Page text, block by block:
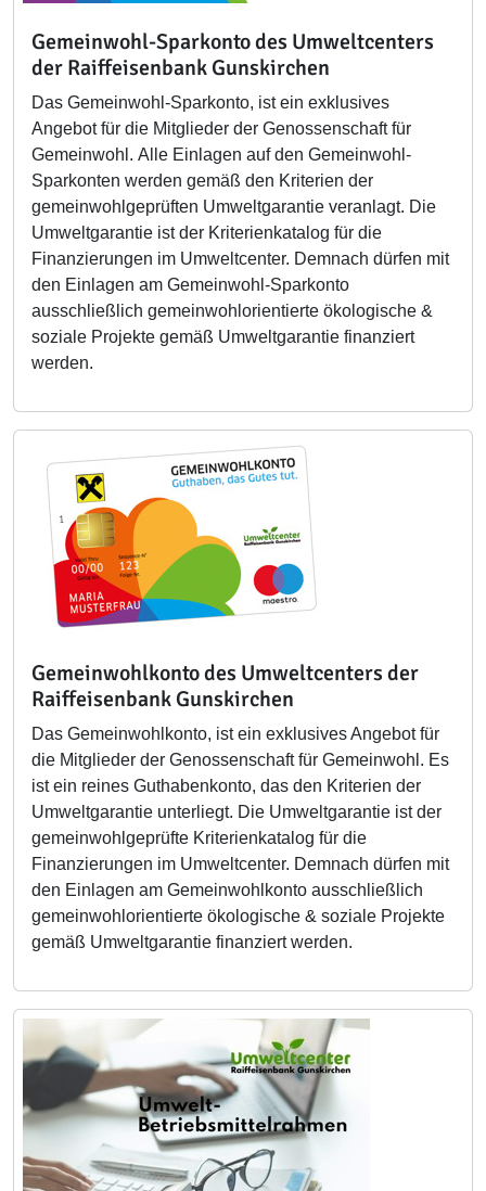
Gemeinwohl-Sparkonto des Umweltcenters
der Raiffeisenbank Gunskirchen
Das Gemeinwohl-Sparkonto, ist ein exklusives
Angebot für die Mitglieder der Genossenschaft für
Gemeinwohl. Alle Einlagen auf den Gemeinwohl-
Sparkonten werden gemäß den Kriterien der
gemeinwohlgeprüften Umweltgarantie veranlagt. Die
Umweltgarantie ist der Kriterienkatalog für die
Finanzierungen im Umweltcenter. Demnach dürfen mit
den Einlagen am Gemeinwohl-Sparkonto
ausschließlich gemeinwohlorientierte ökologische &
soziale Projekte gemäß Umweltgarantie finanziert
werden.
Gemeinwohlkonto des Umweltcenters der
Raiffeisenbank Gunskirchen
Das Gemeinwohlkonto, ist ein exklusives Angebot für
die Mitglieder der Genossenschaft für Gemeinwohl. Es
ist ein reines Guthabenkonto, das den Kriterien der
Umweltgarantie unterliegt. Die Umweltgarantie ist der
gemeinwohlgeprüfte Kriterienkatalog für die
Finanzierungen im Umweltcenter. Demnach dürfen mit
den Einlagen am Gemeinwohlkonto ausschließlich
gemeinwohlorientierte ökologische & soziale Projekte
gemäß Umweltgarantie finanziert werden.